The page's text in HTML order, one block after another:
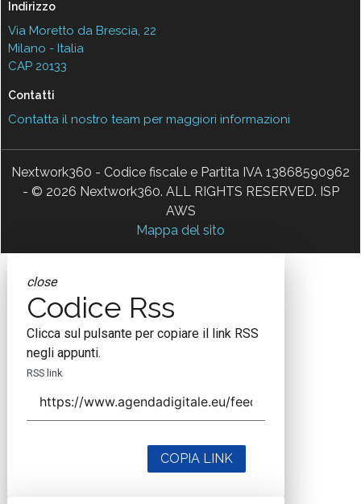
Indirizzo
Via Moretto da Brescia, 22
Milano - Italia
CAP 20133
Contatti
Contatta il nostro team per maggiori informazioni
Nextwork360 - Codice fiscale e Partita IVA 13868590962
- © 2026 Nextwork360. ALL RIGHTS RESERVED. ISP
AWS
Mappa del sito
close
Codice Rss
Clicca sul pulsante per copiare il link RSS
negli appunti.
RSS link
COPIA LINK